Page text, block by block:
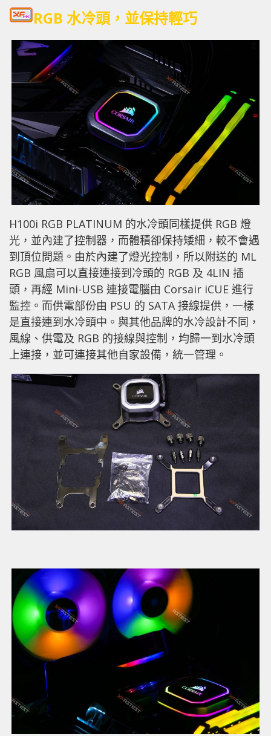
RGB 水冷頭，並保持輕巧
H100i RGB PLATINUM 的水冷頭同樣提供 RGB 燈
光，並內建了控制器，而體積卻保持矮細，較不會遇
到頂位問題。由於內建了燈光控制，所以附送的 ML
RGB 風扇可以直接連接到冷頭的 RGB 及 4LIN 插
頭，再經 Mini-USB 連接電腦由 Corsair iCUE 進行
監控。而供電部份由 PSU 的 SATA 接線提供，一樣
是直接連到水冷頭中。與其他品牌的水冷設計不同，
風線、供電及 RGB 的接線與控制，均歸一到水冷頭
上連接，並可連接其他自家設備，統一管理。